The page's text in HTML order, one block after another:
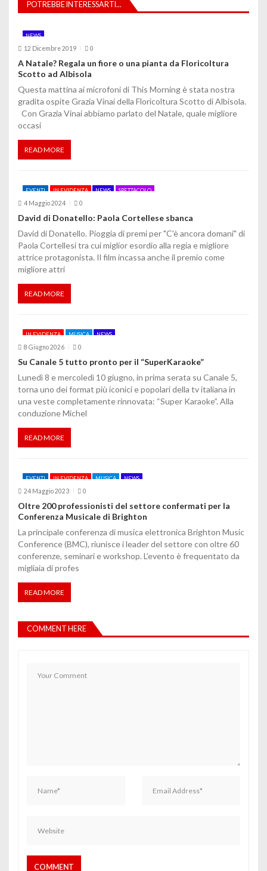
i
o
n
e
a
r
t
i
c
o
l
i
POTREBBE INTERESSARTI...
NEWS
12 Dicembre 2019 0
A Natale? Regala un fiore o una pianta da Floricoltura
Scotto ad Albisola
Questa mattina ai microfoni di This Morning è stata nostra
gradita ospite Grazia Vinai della Floricoltura Scotto di Albisola.
Con Grazia Vinai abbiamo parlato del Natale, quale migliore
occasi
READ MORE
EVENTI IN EVIDENZA NEWS SPETTACOLO
4 Maggio 2024 0
David di Donatello: Paola Cortellese sbanca
David di Donatello. Pioggia di premi per "C'è ancora domani" di
Paola Cortellesi tra cui miglior esordio alla regia e migliore
attrice protagonista. Il film incassa anche il premio come
migliore attri
READ MORE
IN EVIDENZA MUSICA NEWS
8 Giugno 2026 0
Su Canale 5 tutto pronto per il “SuperKaraoke”
Lunedì 8 e mercoledì 10 giugno, in prima serata su Canale 5,
torna uno dei format più iconici e popolari della tv italiana in
una veste completamente rinnovata: “Super Karaoke”. Alla
conduzione Michel
READ MORE
EVENTI IN EVIDENZA MUSICA NEWS
24 Maggio 2023 0
Oltre 200 professionisti del settore confermati per la
Conferenza Musicale di Brighton
La principale conferenza di musica elettronica Brighton Music
Conference (BMC), riunisce i leader del settore con oltre 60
conferenze, seminari e workshop. L’evento è frequentato da
migliaia di profes
READ MORE
COMMENT HERE